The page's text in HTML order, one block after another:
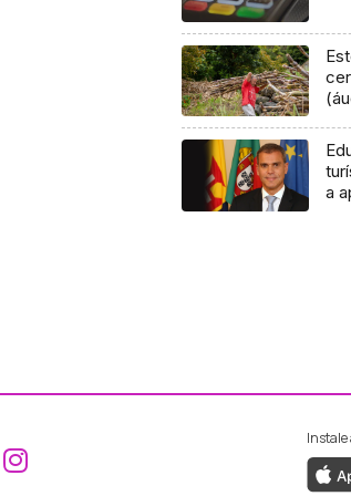
a
Aceder ao Facebook da
Aceder ao Instagram da
Instale